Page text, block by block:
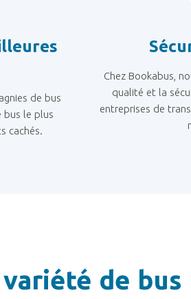
de bus
bus le plus
cachés.
Chez Bookabus,
qualité et la
entreprises de
variété de